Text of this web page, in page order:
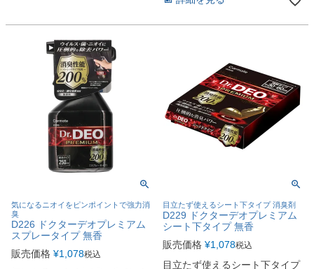
気になるニオイをピンポイントで強力消
臭
D226 ドクターデオプレミアム
スプレータイプ 無香
販売価格 ¥1,078税込
目立たず使えるシート下タイプ 消臭剤
D229 ドクターデオプレミアム
シート下タイプ 無香
販売価格 ¥1,078税込
目立たず使えるシート下タイプ